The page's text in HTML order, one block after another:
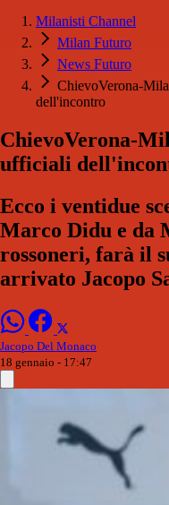
Milanisti Channel
Milan Futuro
News Futuro
ChievoVerona-
dell'incontro
ChievoVerona-
ufficiali
Ecco i ventidue
Marco Didu e da
rossoneri, farà il
arrivato Jacopo
Jacopo Del Monaco
18 gennaio - 17:47